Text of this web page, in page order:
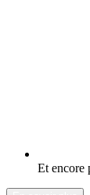
Et encore